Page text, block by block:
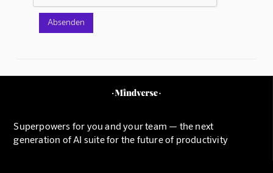
Superpowers for you and your team — the next
generation of AI suite for the future of productivity